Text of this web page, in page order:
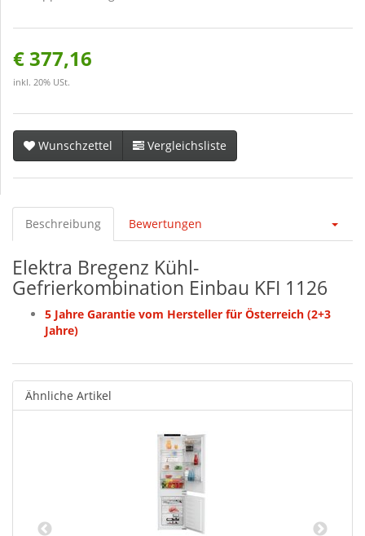
€ 377,16
inkl. 20% USt.
Wunschzettel Vergleichsliste
Beschreibung Bewertungen
Elektra Bregenz Kühl-
Gefrierkombination Einbau KFI 1126
5 Jahre Garantie vom Hersteller für Österreich (2+3
Jahre)
Ähnliche Artikel